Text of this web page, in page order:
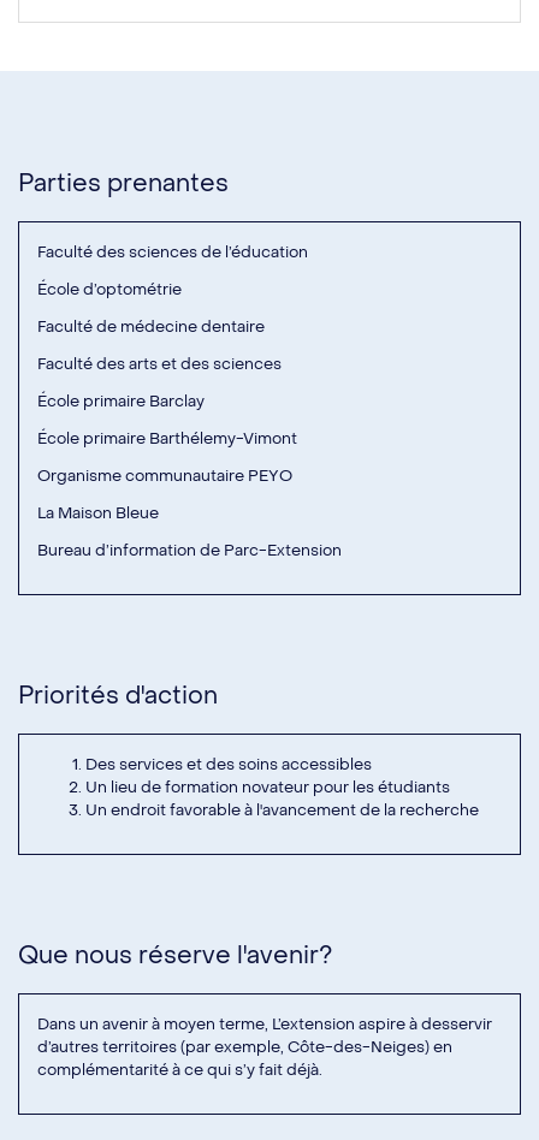
Parties prenantes
Faculté des sciences de l’éducation
École d’optométrie
Faculté de médecine dentaire
Faculté des arts et des sciences
École primaire Barclay
École primaire Barthélemy-Vimont
Organisme communautaire PEYO
La Maison Bleue
Bureau d’information de Parc-Extension
Priorités d'action
Des services et des soins accessibles
Un lieu de formation novateur pour les étudiants
Un endroit favorable à l'avancement de la recherche
Que nous réserve l'avenir?
Dans un avenir à moyen terme, L’extension aspire à desservir
d’autres territoires (par exemple, Côte-des-Neiges) en
complémentarité à ce qui s’y fait déjà.